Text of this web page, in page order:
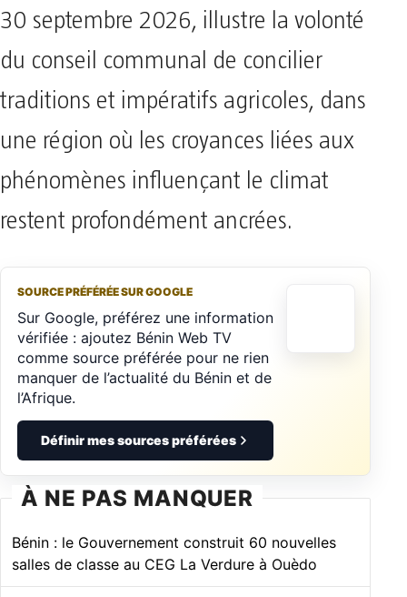
30 septembre 2026, illustre la volonté
du conseil communal de concilier
traditions et impératifs agricoles, dans
une région où les croyances liées aux
phénomènes influençant le climat
restent profondément ancrées.
SOURCE PRÉFÉRÉE SUR GOOGLE
Sur Google, préférez une information
vérifiée : ajoutez Bénin Web TV
comme source préférée pour ne rien
manquer de l’actualité du Bénin et de
l’Afrique.
Définir mes sources préférées
À NE PAS MANQUER
Bénin : le Gouvernement construit 60 nouvelles
salles de classe au CEG La Verdure à Ouèdo